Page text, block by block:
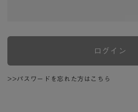
ログイン
>>パスワードを忘れた方はこちら